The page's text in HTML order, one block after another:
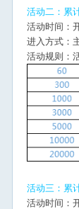
活动二：累
活动时间：
进入方式：
活动规则：
活动三：累
活动时间：